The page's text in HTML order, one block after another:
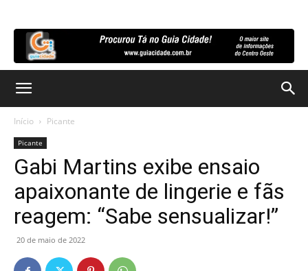
Início Picante
Picante
Gabi Martins exibe ensaio
apaixonante de lingerie e fãs
reagem: “Sabe sensualizar!”
20 de maio de 2022